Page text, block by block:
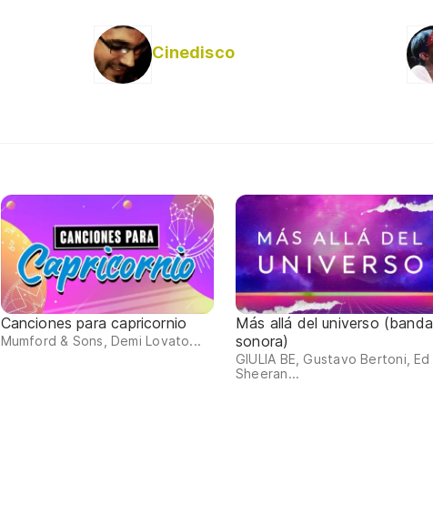
Cinedisco
Canciones para capricornio
Mumford & Sons, Demi Lovato...
Más allá del universo (banda
sonora)
GIULIA BE, Gustavo Bertoni, Ed
Sheeran...